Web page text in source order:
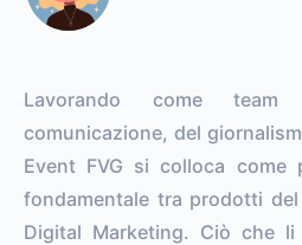
Lavorando come
comunicazione, del
Event FVG si colloca come
fondamentale tra prodotti
Digital Marketing. Ciò che